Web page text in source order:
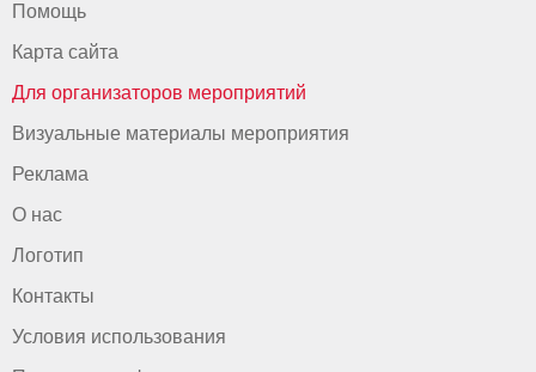
Помощь
Карта сайта
Для организаторов мероприятий
Визуальные материалы мероприятия
Реклама
О нас
Логотип
Контакты
Условия использования